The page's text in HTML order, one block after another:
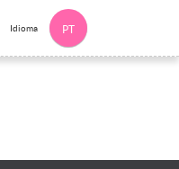
Idioma PT